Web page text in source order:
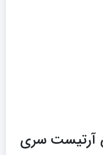
آرتیست سری